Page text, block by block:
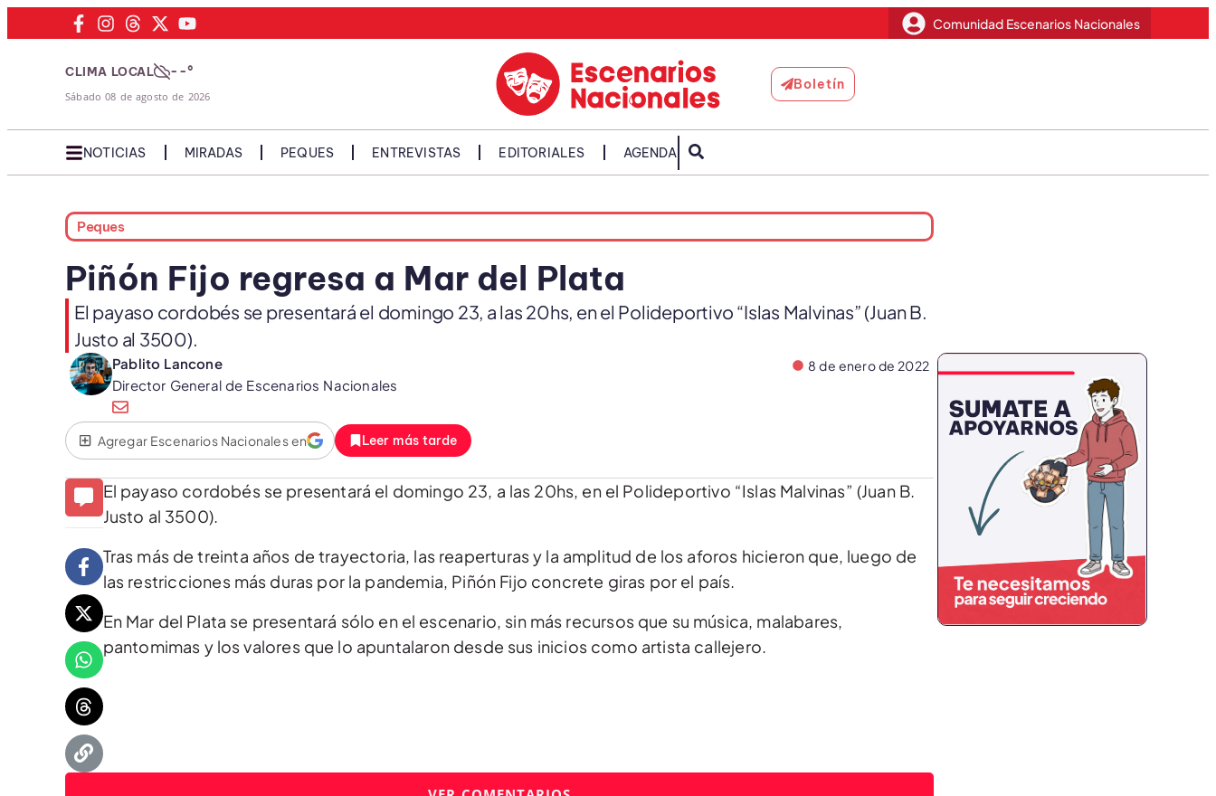
Comunidad Escenarios Nacionales
CLIMA LOCAL --°
Sábado 08 de agosto de 2026
Boletín
NOTICIAS MIRADAS PEQUES ENTREVISTAS EDITORIALES AGENDA
Peques
Piñón Fijo regresa a Mar del Plata
El payaso cordobés se presentará el domingo 23, a las 20hs, en el Polideportivo “Islas Malvinas” (Juan B.
Justo al 3500).
Pablito Lancone
Director General de Escenarios Nacionales
8 de enero de 2022
Agregar Escenarios Nacionales en Leer más tarde
El payaso cordobés se presentará el domingo 23, a las 20hs, en el Polideportivo “Islas Malvinas” (Juan B.
Justo al 3500).
Tras más de treinta años de trayectoria, las reaperturas y la amplitud de los aforos hicieron que, luego de
las restricciones más duras por la pandemia, Piñón Fijo concrete giras por el país.
En Mar del Plata se presentará sólo en el escenario, sin más recursos que su música, malabares,
pantomimas y los valores que lo apuntalaron desde sus inicios como artista callejero.